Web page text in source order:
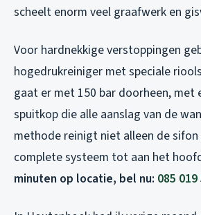
scheelt enorm veel graafwerk en
Voor hardnekkige verstoppingen
hogedrukreiniger met speciale
gaat er met 150 bar doorheen, met
spuitkop die alle aanslag van de
methode reinigt niet alleen de
complete systeem tot aan het
minuten op locatie, bel nu: 085 019